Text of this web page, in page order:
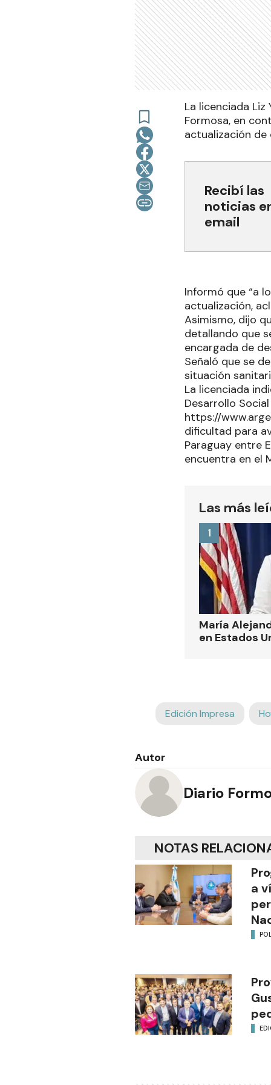
La licenciada
Formosa, en
actualización
Recibí las
noticias
email
Informó que “a
actualización,
Asimismo, dijo
detallando que
encargada de
Señaló que se
situación
La licenciada
Desarrollo
https://
dificultad para
Paraguay entre
encuentra en el
Las más
María
en Estados
1
Edición Impresa
Autor
Diario
NOTAS
a